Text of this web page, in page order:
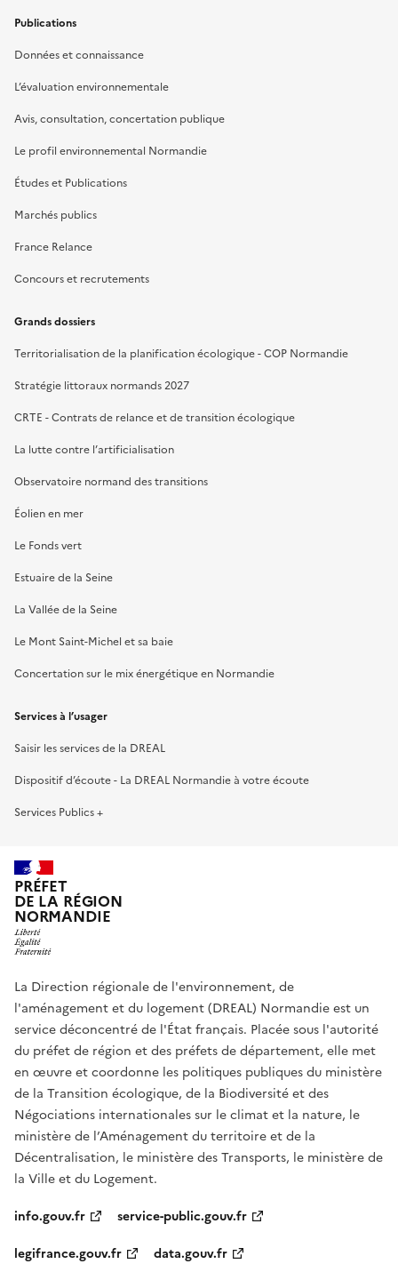
Publications
Données et connaissance
L’évaluation environnementale
Avis, consultation, concertation publique
Le profil environnemental Normandie
Études et Publications
Marchés publics
France Relance
Concours et recrutements
Grands dossiers
Territorialisation de la planification écologique - COP Normandie
Stratégie littoraux normands 2027
CRTE - Contrats de relance et de transition écologique
La lutte contre l’artificialisation
Observatoire normand des transitions
Éolien en mer
Le Fonds vert
Estuaire de la Seine
La Vallée de la Seine
Le Mont Saint-Michel et sa baie
Concertation sur le mix énergétique en Normandie
Services à l’usager
Saisir les services de la DREAL
Dispositif d’écoute - La DREAL Normandie à votre écoute
Services Publics +
PRÉFET
DE LA RÉGION
NORMANDIE
La Direction régionale de l'environnement, de
l'aménagement et du logement (DREAL) Normandie est un
service déconcentré de l'État français. Placée sous l'autorité
du préfet de région et des préfets de département, elle met
en œuvre et coordonne les politiques publiques du ministère
de la Transition écologique, de la Biodiversité et des
Négociations internationales sur le climat et la nature, le
ministère de l’Aménagement du territoire et de la
Décentralisation, le ministère des Transports, le ministère de
la Ville et du Logement.
info.gouv.fr
service-public.gouv.fr
legifrance.gouv.fr
data.gouv.fr